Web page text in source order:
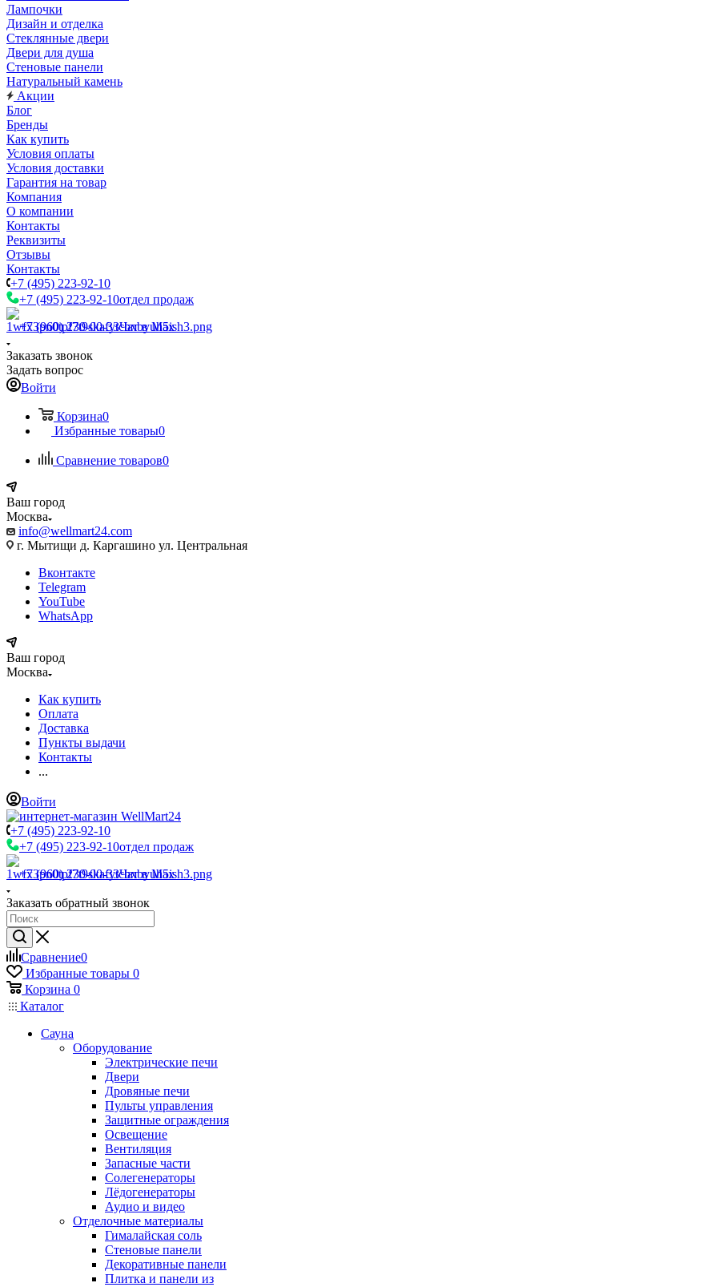
Лампочки
Дизайн и отделка
Стеклянные двери
Двери для душа
Стеновые панели
Натуральный камень
Акции
Блог
Бренды
Как купить
Условия оплаты
Условия доставки
Гарантия на товар
Компания
О компании
Контакты
Реквизиты
Отзывы
Контакты
+7 (495) 223-92-10
+7 (495) 223-92-10отдел продаж
+7 (960) 230-00-33Чат в Max
Заказать звонок
Задать вопрос
Войти
Корзина0
Избранные товары0
Сравнение товаров0
Ваш город
Москва
info@wellmart24.com
г. Мытищи д. Каргашино ул. Центральная
Вконтакте
Telegram
YouTube
WhatsApp
Ваш город
Москва
Как купить
Оплата
Доставка
Пункты выдачи
Контакты
...
Войти
+7 (495) 223-92-10
+7 (495) 223-92-10отдел продаж
+7 (960) 230-00-33Чат в Max
Заказать обратный звонок
Сравнение0
Избранные товары 0
Корзина 0
Каталог
Сауна
Оборудование
Электрические печи
Двери
Дровяные печи
Пульты управления
Защитные ограждения
Освещение
Вентиляция
Запасные части
Солегенераторы
Лёдогенераторы
Аудио и видео
Отделочные материалы
Гималайская соль
Стеновые панели
Декоративные панели
Плитка и панели из